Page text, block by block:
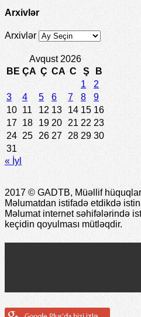
Arxivlər
Arxivlər
Avqust 2026
BE ÇA Ç CA C Ş
B
1
2
3
4 5 6 7 8
9
10 11 12 13 14 15 16
17 18 19 20 21 22 23
24 25 26 27 28 29 30
31
« İyl
2017 © GADTB, Müəllif
Məlumatdan istifadə etdikdə
Məlumat internet səhifələrində
keçidin qoyulması mütləqdir.